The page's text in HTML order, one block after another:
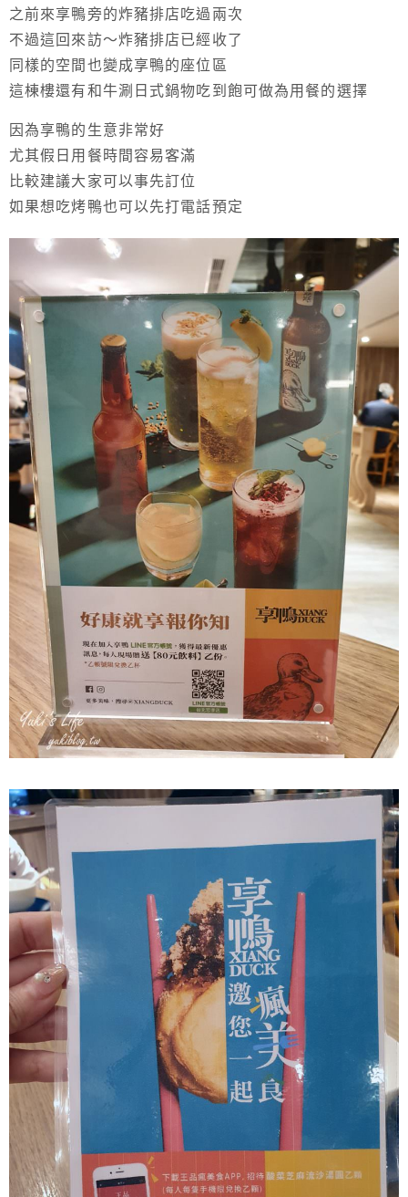
之前來享鴨旁的炸豬排店吃過兩次
不過這回來訪～炸豬排店已經收了
同樣的空間也變成享鴨的座位區
這棟樓還有和牛涮日式鍋物吃到飽可做為用餐的選擇
因為享鴨的生意非常好
尤其假日用餐時間容易客滿
比較建議大家可以事先訂位
如果想吃烤鴨也可以先打電話預定